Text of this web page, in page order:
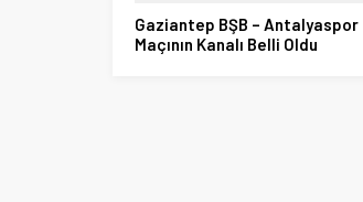
Gaziantep BŞB – Antalyaspor
Maçının Kanalı Belli Oldu